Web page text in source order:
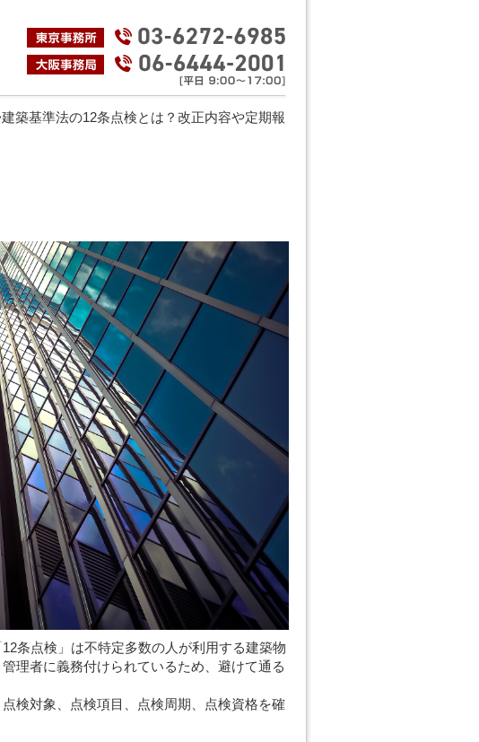
築基準法の12条点検とは？改正内容や定期報
条点検」は不特定多数の人が利用する建築物
理者に義務付けられているため、避けて通る
検対象、点検項目、点検周期、点検資格を確